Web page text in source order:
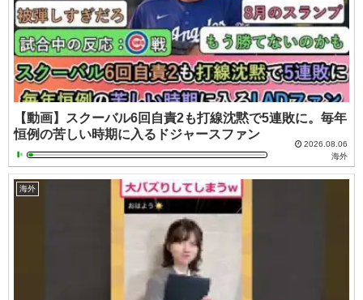
【動画】スクーバル6回自責2も打線沈黙で5連敗に。毎年
恒例の苦しい時期に入るドジャースファン
2026.08.06
海外
海外